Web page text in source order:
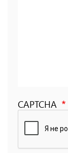
CAPTCHA